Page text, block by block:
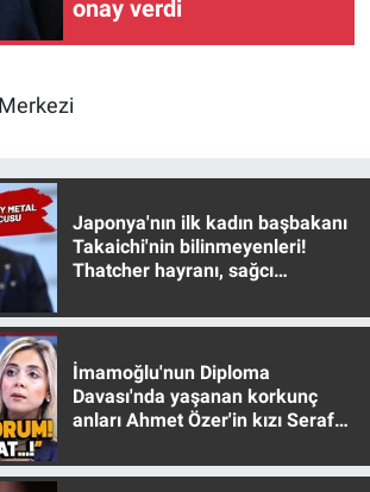
onay verdi
Japonya'nın ilk kadın başbakanı
Takaichi'nin bilinmeyenleri!
Thatcher hayranı, sağcı
İmamoğlu'nun Diploma
Davası'nda yaşanan korkunç
anları Ahmet Özer'in kızı Seraf